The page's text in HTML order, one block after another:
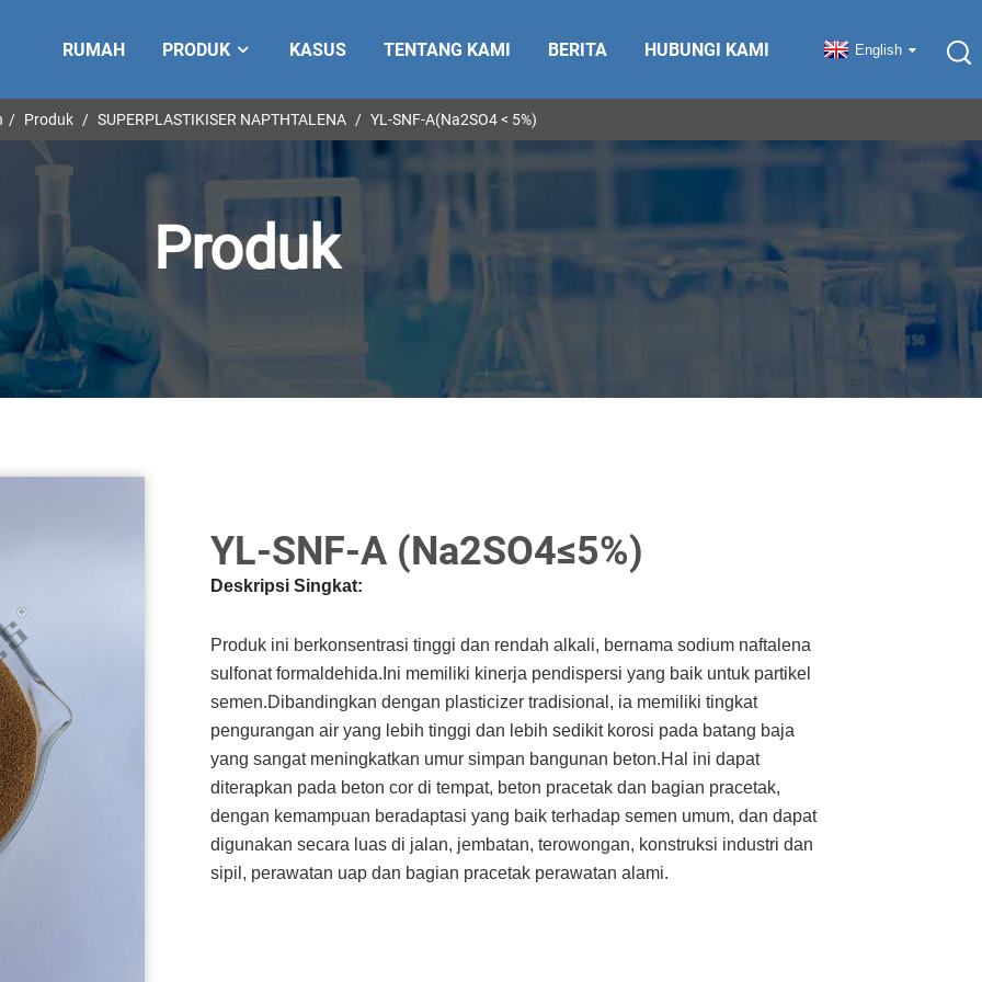
RUMAH PRODUK KASUS TENTANG KAMI BERITA HUBUNGI KAMI English
Produk SUPERPLASTIKISER NAPTHTALENA YL-SNF-A(Na2SO4 < 5%)
Produk
YL-SNF-A (Na2SO4≤5%)
Deskripsi Singkat:
Produk ini berkonsentrasi tinggi dan rendah alkali, bernama sodium naftalena
sulfonat formaldehida.Ini memiliki kinerja pendispersi yang baik untuk partikel
semen.Dibandingkan dengan plasticizer tradisional, ia memiliki tingkat
pengurangan air yang lebih tinggi dan lebih sedikit korosi pada batang baja
yang sangat meningkatkan umur simpan bangunan beton.Hal ini dapat
diterapkan pada beton cor di tempat, beton pracetak dan bagian pracetak,
dengan kemampuan beradaptasi yang baik terhadap semen umum, dan dapat
digunakan secara luas di jalan, jembatan, terowongan, konstruksi industri dan
sipil, perawatan uap dan bagian pracetak perawatan alami.